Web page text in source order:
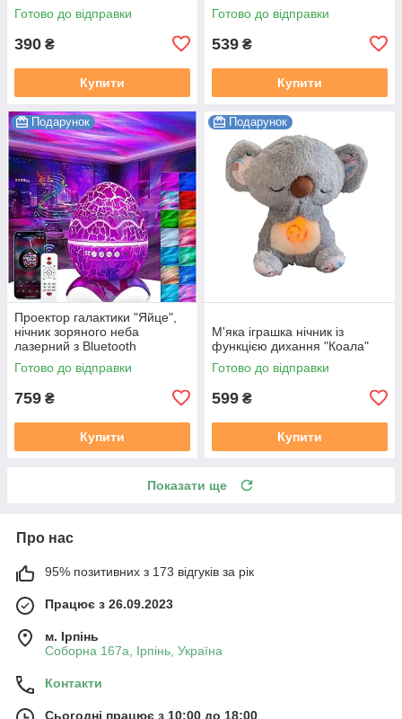
Готово до відправки
390 ₴
Купити
Готово до відправки
539 ₴
Купити
Подарунок
Проектор галактики "Яйце",
нічник зоряного неба
лазерний з Bluetooth
колонкою, пультом –
фіолетовий.
Готово до відправки
759 ₴
Купити
Подарунок
М'яка іграшка нічник із
функцією дихання "Коала"
Готово до відправки
599 ₴
Купити
Показати ще
Про нас
95% позитивних з 173 відгуків за рік
Працює з 26.09.2023
м. Ірпінь
Соборна 167а, Ірпінь, Україна
Контакти
Сьогодні працює з 10:00 до 18:00